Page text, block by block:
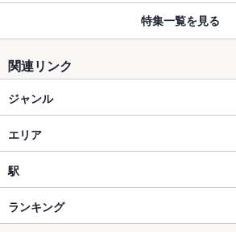
特集一覧を見る
関連リンク
ジャンル
その他グルメ
軽食・その他グルメ
大宮・さいたま新都心 × その他グルメ
エリア
大宮駅
大宮駅 × その他グルメ
駅
大宮駅
ランキング